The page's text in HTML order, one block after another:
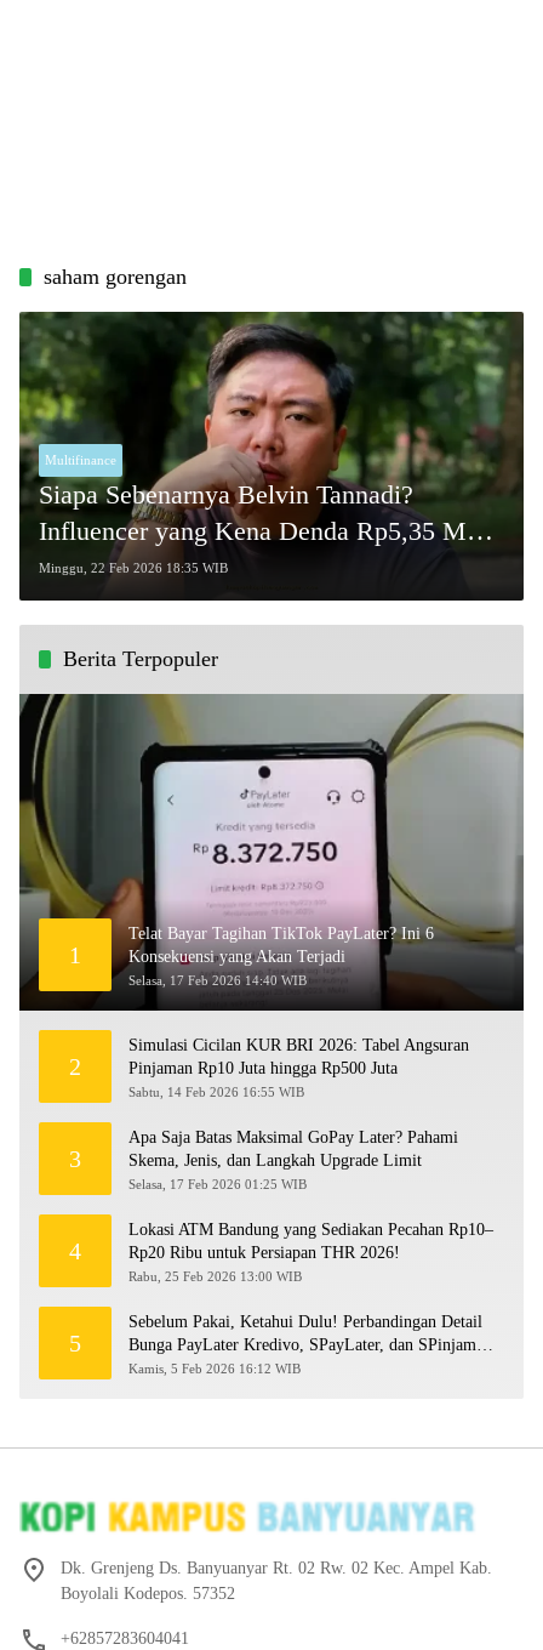
saham gorengan
Multifinance
Siapa Sebenarnya Belvin Tannadi?
Influencer yang Kena Denda Rp5,35 M
dari OJK karena Diduga Main Saham
Sembarangan!
Minggu, 22 Feb 2026 18:35 WIB
Berita Terpopuler
1
Telat Bayar Tagihan TikTok PayLater? Ini 6
Konsekuensi yang Akan Terjadi
Selasa, 17 Feb 2026 14:40 WIB
2
Simulasi Cicilan KUR BRI 2026: Tabel Angsuran
Pinjaman Rp10 Juta hingga Rp500 Juta
Sabtu, 14 Feb 2026 16:55 WIB
3
Apa Saja Batas Maksimal GoPay Later? Pahami
Skema, Jenis, dan Langkah Upgrade Limit
Selasa, 17 Feb 2026 01:25 WIB
4
Lokasi ATM Bandung yang Sediakan Pecahan Rp10–
Rp20 Ribu untuk Persiapan THR 2026!
Rabu, 25 Feb 2026 13:00 WIB
5
Sebelum Pakai, Ketahui Dulu! Perbandingan Detail
Bunga PayLater Kredivo, SPayLater, dan SPinjam
2026
Kamis, 5 Feb 2026 16:12 WIB
Dk. Grenjeng Ds. Banyuanyar Rt. 02 Rw. 02 Kec. Ampel Kab.
Boyolali Kodepos. 57352
+62857283604041